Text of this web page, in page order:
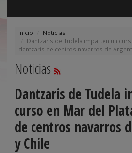
Inicio
Noticias
Dantzaris de Tudela imparten un
dantzaris de centros navarros de
Noticias
Dantzaris de Tudela
curso en Mar del
de centros navarros
y Chile